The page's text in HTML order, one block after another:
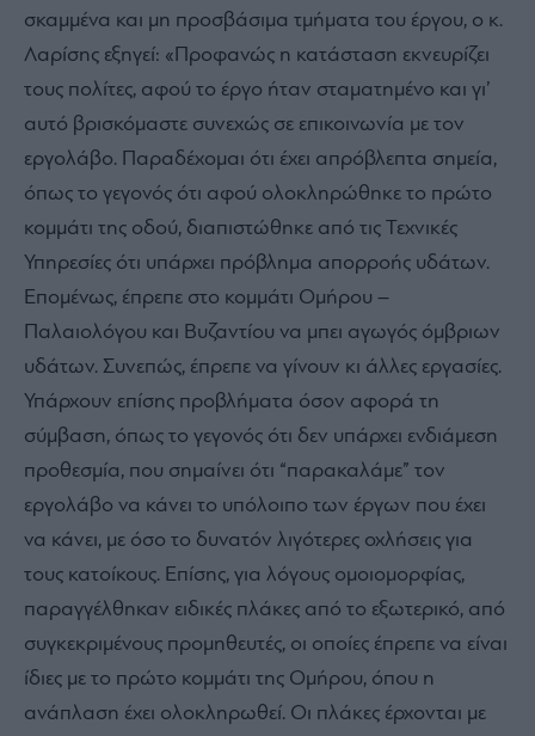
σκαμμένα και μη προσβάσιμα τμήματα του έργου, ο κ.
Λαρίσης εξηγεί: «Προφανώς η κατάσταση εκνευρίζει
τους πολίτες, αφού το έργο ήταν σταματημένο και γι’
αυτό βρισκόμαστε συνεχώς σε επικοινωνία με τον
εργολάβο. Παραδέχομαι ότι έχει απρόβλεπτα σημεία,
όπως το γεγονός ότι αφού ολοκληρώθηκε το πρώτο
κομμάτι της οδού, διαπιστώθηκε από τις Τεχνικές
Υπηρεσίες ότι υπάρχει πρόβλημα απορροής υδάτων.
Επομένως, έπρεπε στο κομμάτι Ομήρου –
Παλαιολόγου και Βυζαντίου να μπει αγωγός όμβριων
υδάτων. Συνεπώς, έπρεπε να γίνουν κι άλλες εργασίες.
Υπάρχουν επίσης προβλήματα όσον αφορά τη
σύμβαση, όπως το γεγονός ότι δεν υπάρχει ενδιάμεση
προθεσμία, που σημαίνει ότι “παρακαλάμε” τον
εργολάβο να κάνει το υπόλοιπο των έργων που έχει
να κάνει, με όσο το δυνατόν λιγότερες οχλήσεις για
τους κατοίκους. Επίσης, για λόγους ομοιομορφίας,
παραγγέλθηκαν ειδικές πλάκες από το εξωτερικό, από
συγκεκριμένους προμηθευτές, οι οποίες έπρεπε να είναι
ίδιες με το πρώτο κομμάτι της Ομήρου, όπου η
ανάπλαση έχει ολοκληρωθεί. Οι πλάκες έρχονται με